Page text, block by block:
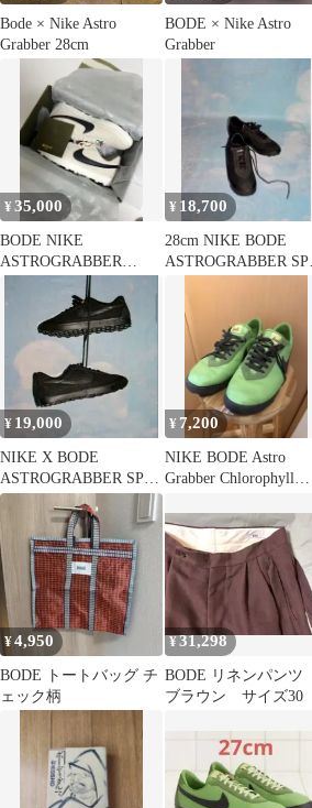
Bode × Nike Astro
Grabber 28cm
BODE × Nike Astro
Grabber
¥35,000
BODE NIKE
ASTROGRABBER
¥ 18,700
28cm NIKE BODE
ASTROGRABBER SP
¥ 19,000
NIKE X BODE
ASTROGRABBER SP
TXT 28.0cm
¥ 7,200
NIKE BODE Astro
Grabber Chlorophyll
¥4,950
BODE トートバッグ チ
ェック柄
¥31,298
BODE リネンパンツ
ブラウン サイズ30